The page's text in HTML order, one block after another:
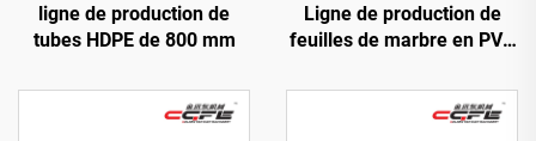
ligne de production de
tubes HDPE de 800 mm
Ligne de production de
feuilles de marbre en PVC